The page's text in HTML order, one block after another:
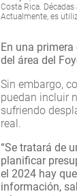
Costa Rica.
Actualmente, es
En una
del área del
Sin embargo,
puedan incluir
sufriendo
real.
“Se tratará de
planificar
el 2024 hay
información,